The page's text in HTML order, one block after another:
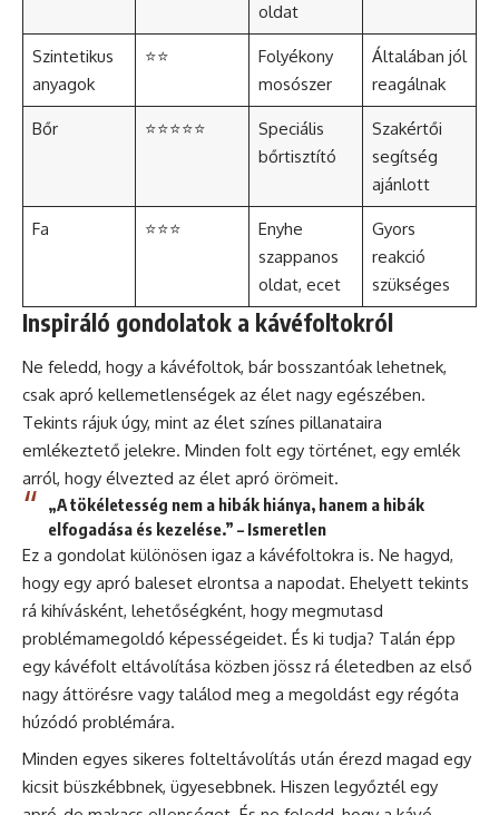
oldat
Szintetikus
anyagok
⭐⭐
Folyékony
mosószer
Általában jól
reagálnak
Bőr ⭐⭐⭐⭐⭐
Speciális
bőrtisztító
Szakértői
segítség
ajánlott
Fa ⭐⭐⭐
Enyhe
szappanos
oldat, ecet
Gyors
reakció
szükséges
Inspiráló gondolatok a kávéfoltokról
Ne feledd, hogy a kávéfoltok, bár bosszantóak lehetnek,
csak apró kellemetlenségek az élet nagy egészében.
Tekints rájuk úgy, mint az élet színes pillanataira
emlékeztető jelekre. Minden folt egy történet, egy emlék
arról, hogy élvezted az élet apró örömeit.
„A tökéletesség nem a hibák hiánya, hanem a hibák
elfogadása és kezelése.” – Ismeretlen
Ez a gondolat különösen igaz a kávéfoltokra is. Ne hagyd,
hogy egy apró baleset elrontsa a napodat. Ehelyett tekints
rá kihívásként, lehetőségként, hogy megmutasd
problémamegoldó képességeidet. És ki tudja? Talán épp
egy kávéfolt eltávolítása közben jössz rá életedben az első
nagy áttörésre vagy találod meg a megoldást egy régóta
húzódó problémára.
Minden egyes sikeres folteltávolítás után érezd magad egy
kicsit büszkébbnek, ügyesebbnek. Hiszen legyőztél egy